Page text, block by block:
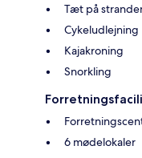
Tæt på
Cykeludlejning
Kajakroning
Snorkling
6 mødelokaler